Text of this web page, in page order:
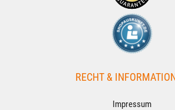
RECHT &
Impressum